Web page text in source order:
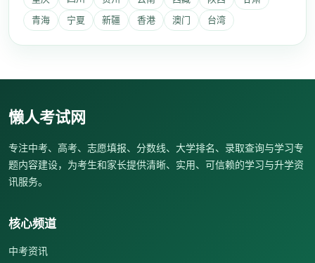
青海
宁夏 新疆 香港 澳门 台湾
懒人考试网
专注中考、高考、志愿填报、分数线、大学排名、录取查询与学习专
题内容建设，为考生和家长提供清晰、实用、可信赖的学习与升学资
讯服务。
核心频道
中考资讯